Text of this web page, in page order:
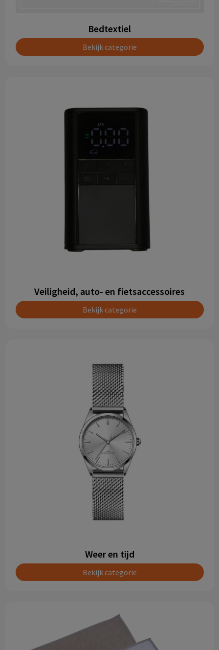
Bedtextiel
Bekijk categorie
Veiligheid, auto- en fietsaccessoires
Bekijk categorie
Weer en tijd
Bekijk categorie